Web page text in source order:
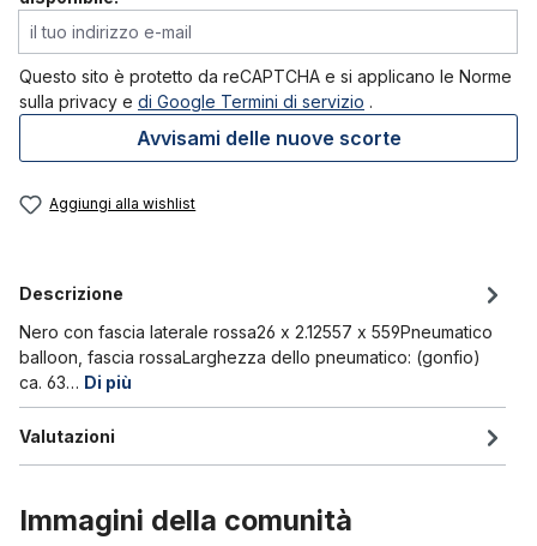
il tuo indirizzo e-mail
Questo sito è protetto da reCAPTCHA e si applicano le Norme
sulla privacy e di Google Termini di servizio .
Avvisami delle nuove scorte
Aggiungi alla wishlist
Descrizione
Nero con fascia laterale rossa26 x 2.12557 x 559Pneumatico
balloon, fascia rossaLarghezza dello pneumatico: (gonfio)
ca. 63… Di più
Valutazioni
Immagini della comunità